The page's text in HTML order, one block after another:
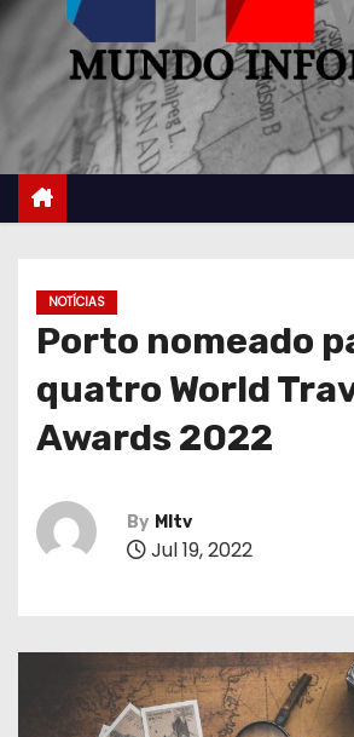
NOTÍCIAS
Porto nomeado
quatro World
Awards 2022
By MItv
Jul 19, 2022